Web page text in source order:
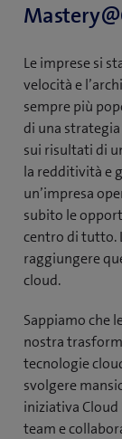
Le imprese si
velocità e
sempre più
di una
sui risultati di
la redditività e
un’impresa
subito le
centro di tutto.
raggiungere
cloud.
Sappiamo che
nostra
tecnologie
svolgere
iniziativa
team e